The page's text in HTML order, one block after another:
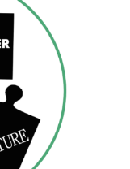
DI PARTNERSHIP